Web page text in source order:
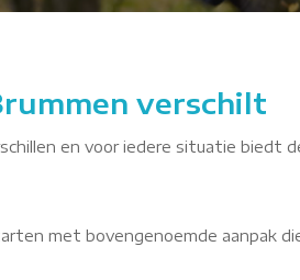
verschilt
en voor iedere situatie biedt
met bovengenoemde aanpak